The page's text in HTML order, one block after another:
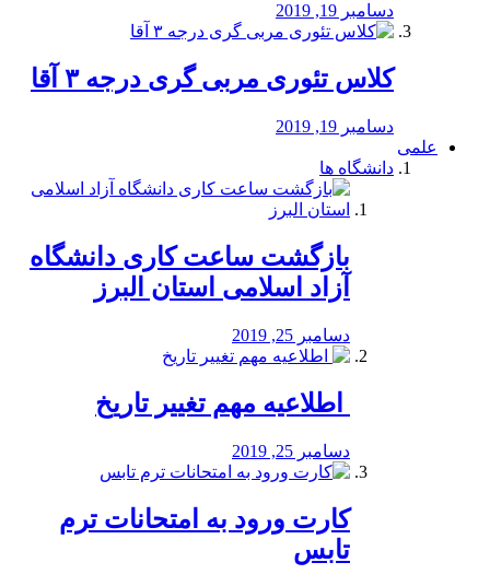
دسامبر 19, 2019
کلاس تئوری مربی گری درجه ۳ آقا
دسامبر 19, 2019
علمی
دانشگاه ها
بازگشت ساعت کاری دانشگاه
آزاد اسلامی استان البرز
دسامبر 25, 2019
️ اطلاعیه مهم تغییر تاریخ
دسامبر 25, 2019
کارت ورود به امتحانات ترم
تابس